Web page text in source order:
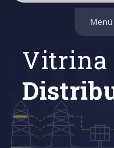
Buscar
Vitrina